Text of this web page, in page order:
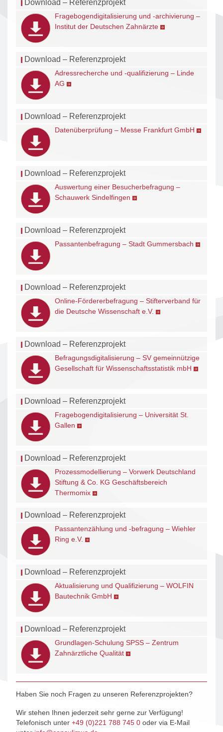
Download – Referenzprojekt
Fragebogendigitalisierung und -archivierung –
Institut der Deutschen Zahnärzte
Download – Referenzprojekt
Adressrecherche und -qualifizierung – Linde
AG
Download – Referenzprojekt
Datenüberprüfung – Messe Frankfurt GmbH
Download – Referenzprojekt
Auswertung einer Besucherbefragung –
Schauwerk Sindelfingen
Download – Referenzprojekt
Passantenbefragung – Stadt Gummersbach
Download – Referenzprojekt
Online-Fördererbefragung – Stifterverband für
die Deutsche Wissenschaft e.V.
Download – Referenzprojekt
Befragungsdigitalisierung – SV gemeinnützige
Gesellschaft für Wissenschaftsstatistik mbH
Download – Referenzprojekt
Fragebogendigitalisierung – Universität St.
Gallen
Download – Referenzprojekt
Prozessmodellierung – Vorwerk Deutschland
Stiftung & Co. KG Geschäftsbereich
Thermomix
Download – Referenzprojekt
Passantenzählung und -befragung – Wiehler
Ring e.V.
Download – Referenzprojekt
Aktualisierung und Qualifizierung – WOLFIN
Bautechnik GmbH
Download – Referenzprojekt
Grundlagen-Schulung SPSS – Zentrum
Zahnärztliche Qualität
Haben Sie noch Fragen zu unseren Referenzprojekten?
Wir stehen Ihnen jederzeit sehr gerne zur Verfügung!
Telefonisch unter +49 (0)221 788 745 0 oder via E-Mail